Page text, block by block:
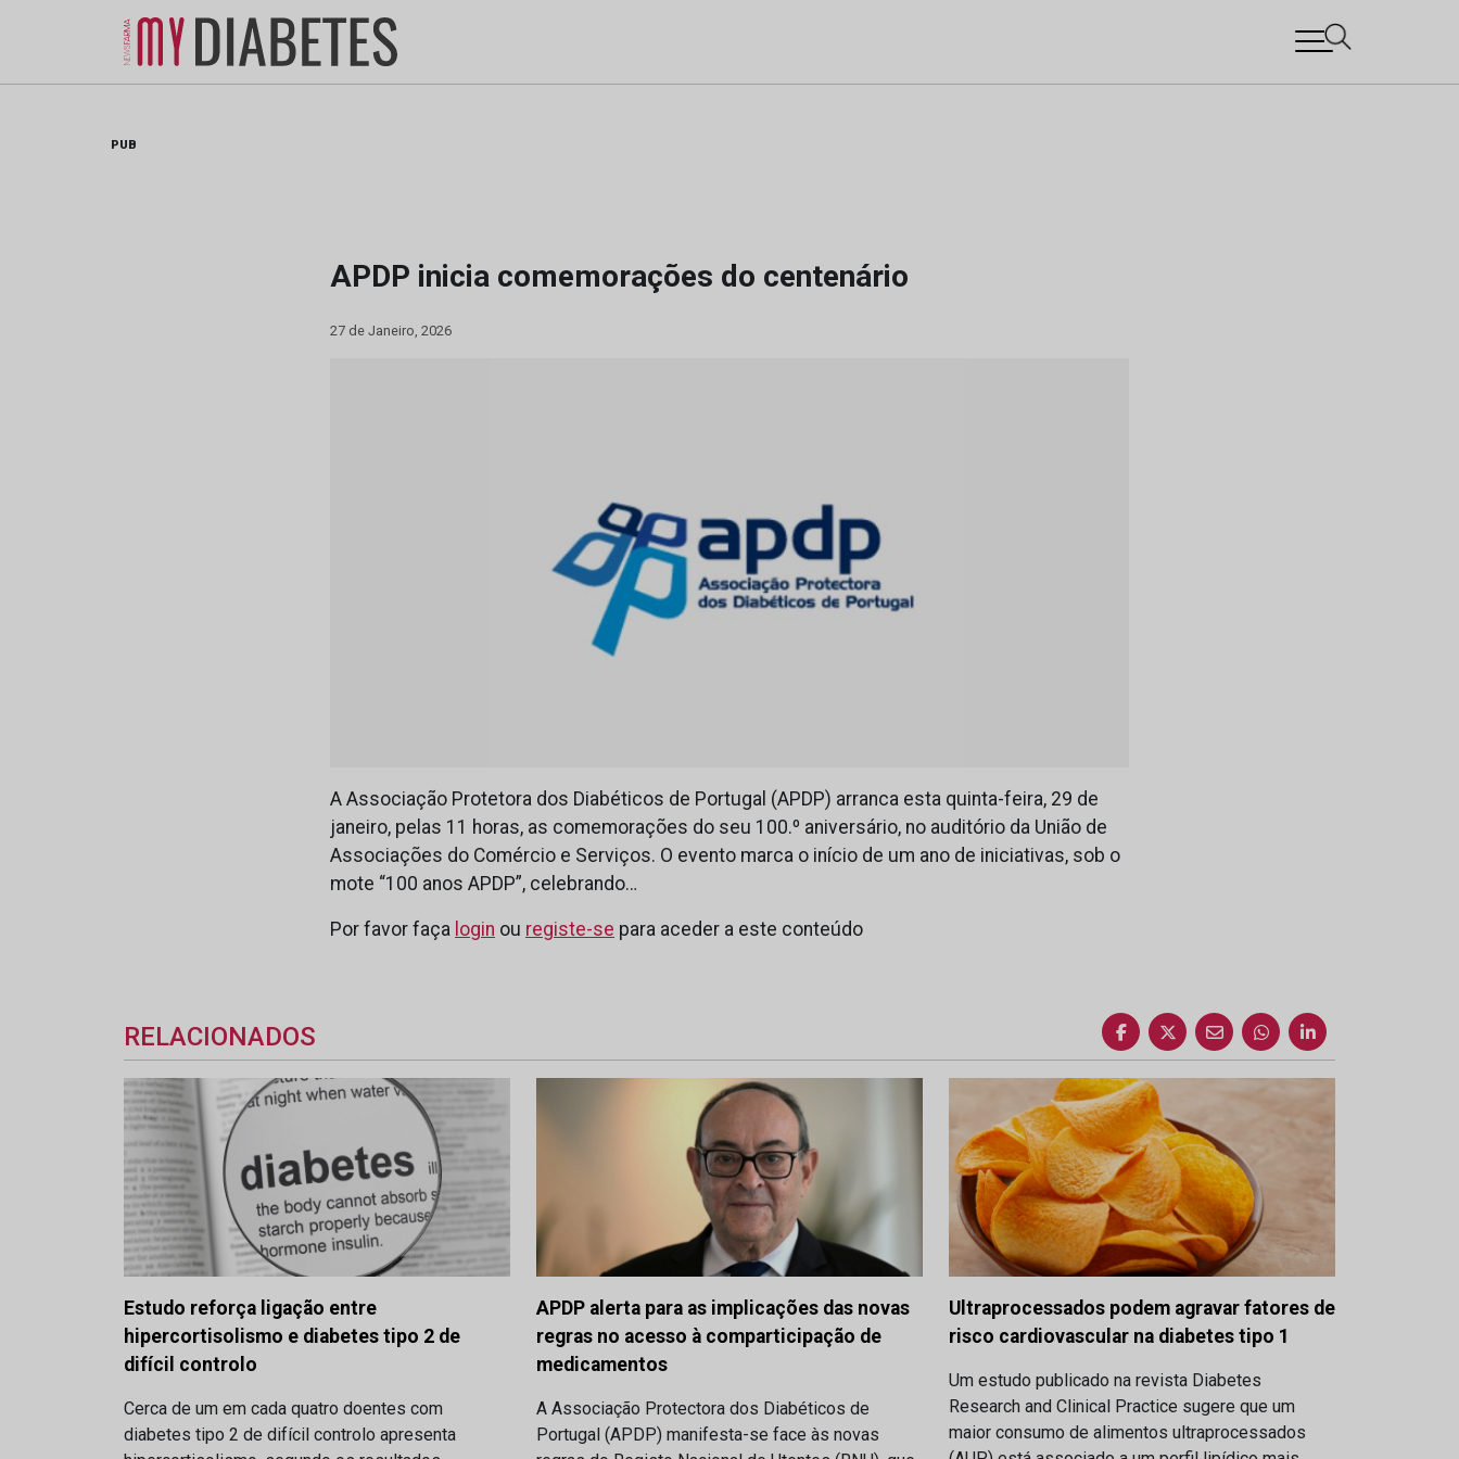
PUB
APDP inicia comemorações do centenário
27 de Janeiro, 2026
A Associação Protetora dos Diabéticos de Portugal (APDP) arranca esta quinta-feira, 29 de
janeiro, pelas 11 horas, as comemorações do seu 100.º aniversário, no auditório da União de
Associações do Comércio e Serviços. O evento marca o início de um ano de iniciativas, sob o
mote “100 anos APDP”, celebrando…
Por favor faça login ou registe-se para aceder a este conteúdo
RELACIONADOS
Estudo reforça ligação entre
hipercortisolismo e diabetes tipo 2 de
difícil controlo
Cerca de um em cada quatro doentes com
diabetes tipo 2 de difícil controlo apresenta
APDP alerta para as implicações das novas
regras no acesso à comparticipação de
medicamentos
A Associação Protectora dos Diabéticos de
Portugal (APDP) manifesta-se face às novas
Ultraprocessados podem agravar fatores de
risco cardiovascular na diabetes tipo 1
Um estudo publicado na revista Diabetes
Research and Clinical Practice sugere que um
maior consumo de alimentos ultraprocessados